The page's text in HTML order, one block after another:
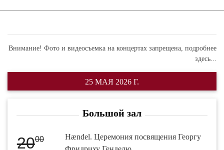
Внимание! Фото и видеосъемка на концертах запрещена, подробнее
здесь...
25 МАЯ 2026 Г.
Большой зал
2000
Hændel. Церемония посвящения Георгу